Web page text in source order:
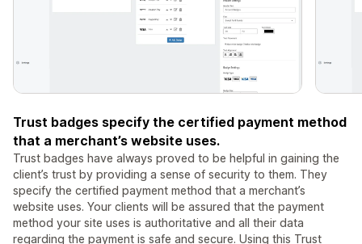
Trust badges specify the certified payment method
that a merchant’s website uses.
Trust badges have always proved to be helpful in gaining the
client’s trust by providing a sense of security to them. They
specify the certified payment method that a merchant’s
website uses. Your clients will be assured that the payment
method your site uses is authoritative and all their data
regarding the payment is safe and secure. Using this Trust